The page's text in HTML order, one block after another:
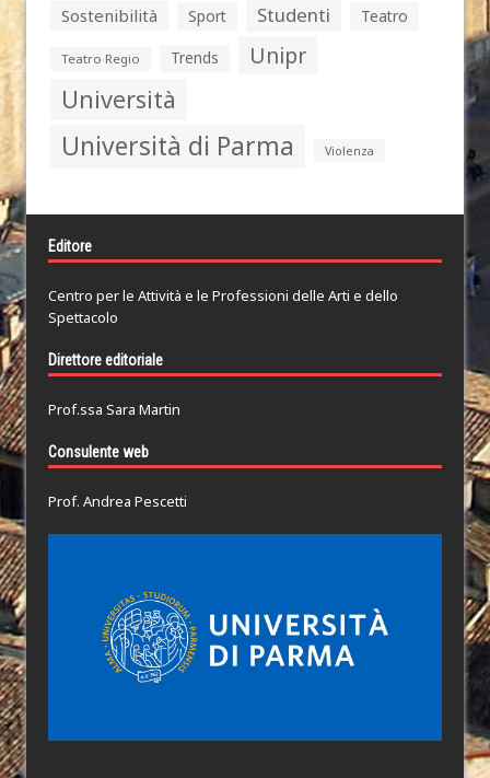
Sostenibilità Sport Studenti Teatro
Teatro Regio Trends Unipr
Università
Università di Parma Violenza
Editore
Centro per le Attività e le Professioni delle Arti e dello
Spettacolo
Direttore editoriale
Prof.ssa Sara Martin
Consulente web
Prof. Andrea Pescetti